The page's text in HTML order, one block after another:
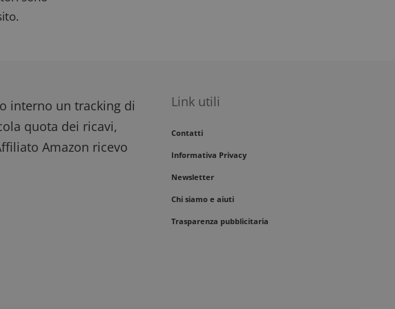
interno un tracking di
quota dei ricavi,
Amazon ricevo
Link utili
Contatti
Informativa Privacy
Newsletter
Chi siamo e aiuti
Trasparenza pubblicitaria